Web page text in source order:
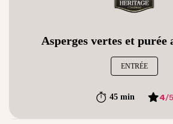
Asperges vertes et purée
ENTRÉE
45 min 4/5